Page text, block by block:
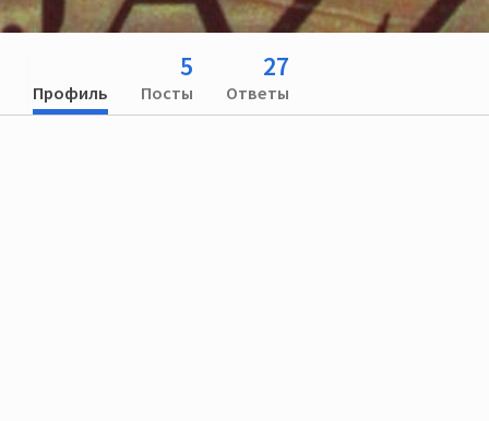
Профиль
5
Посты
27
Ответы